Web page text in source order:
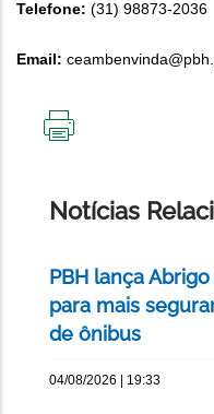
Telefone: (31) 98873-2036
Email:
Notícias
PBH lança
para mais
de ônibus
04/08/2026 | 19:33